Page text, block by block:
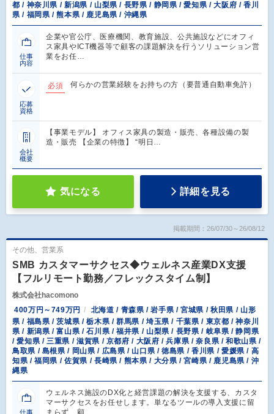
都 / 神奈川県 / 新潟県 / 山梨県 / 長野県 / 静岡県 / 愛知県 / 大阪府 / 香川
県 / 福岡県 / 熊本県 / 鹿児島県 / 沖縄県
仕事
内容
企業や官公庁、医療機関、教育施設、公共施設などにオフィ
ス家具やICT機器等で顧客の課題解決を行うソリューション営
業をお任…
応募
資格
必須 何らかの営業経験をお持ちの方（要普通自動車免許）
会社
概要
【事業モデル】 オフィス家具の製造・販売、各種設備の製
造・販売 【企業の特徴】 “明日…
気になる 詳細を見る
掲載期間：26/07/30～26/08/12
その他、営業系
SMB カスタマーサクセス◆ウェルネス産業DX支援
【フルリモート勤務／フレックスタイム制】
株式会社hacomono
400万円～749万円
北海道 / 青森県 / 岩手県 / 宮城県 / 秋田県 / 山形
県 / 福島県 / 茨城県 / 栃木県 / 群馬県 / 埼玉県 / 千葉県 / 東京都 / 神奈川
県 / 新潟県 / 富山県 / 石川県 / 福井県 / 山梨県 / 長野県 / 岐阜県 / 静岡県
/ 愛知県 / 三重県 / 滋賀県 / 京都府 / 大阪府 / 兵庫県 / 奈良県 / 和歌山県 /
鳥取県 / 島根県 / 岡山県 / 広島県 / 山口県 / 徳島県 / 香川県 / 愛媛県 / 高
知県 / 福岡県 / 佐賀県 / 長崎県 / 熊本県 / 大分県 / 宮崎県 / 鹿児島県 / 沖
縄県
仕事
ウェルネス施設のDX化と経営課題の解決を支援する、カスタ
マーサクセスをお任せします。単なるツールの導入支援に留
まらず、顧…